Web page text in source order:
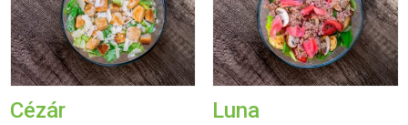
Cézár Luna